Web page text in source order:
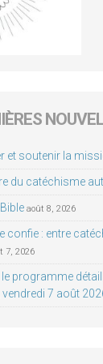
et soutenir la
du catéchisme
août 8, 2026
confie : entre
7, 2026
le programme
7 août